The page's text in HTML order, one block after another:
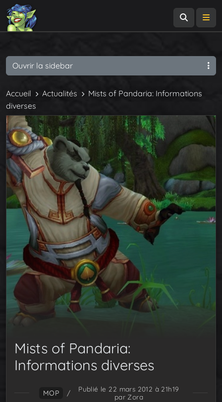
Accueil Actualités
Mists of Pandaria: Informations
diverses
Mists of Pandaria:
Informations diverses
MOP /
Publié le 22 mars 2012 à 21h19
par Zora
Ouvrir la sidebar